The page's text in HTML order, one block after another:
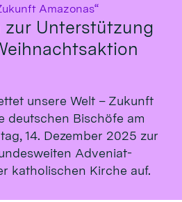
Amazonas“
Unterstützung
unsere Welt – Zukunft
deutschen Bischöfe am
14. Dezember 2025 zur
Adveniat-
katholischen Kirche auf.